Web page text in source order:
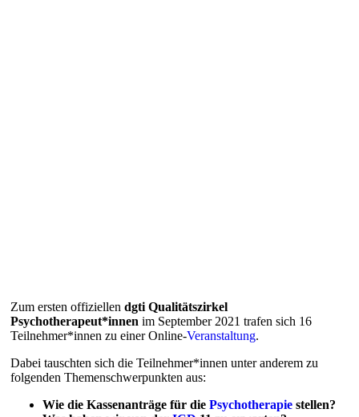
Zum ersten offiziellen dgti Qualitätszirkel
Psychotherapeut*innen im September 2021 trafen sich 16
Teilnehmer*innen zu einer Online-Veranstaltung.
Dabei tauschten sich die Teilnehmer*innen unter anderem zu
folgenden Themenschwerpunkten aus:
Wie die Kassenanträge für die Psychotherapie stellen?